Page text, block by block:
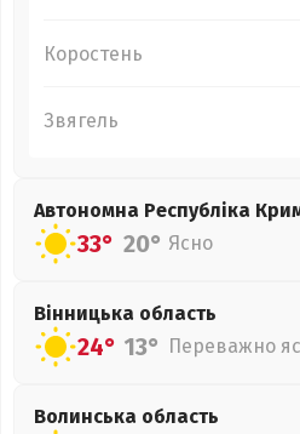
Коростень
Звягель
Автономна Республіка
33° 20° Ясно
Вінницька область
24° 13° Переважно
Волинська область